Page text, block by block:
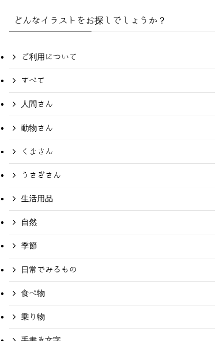
どんなイラストをお探しでしょうか？
ご利用について
すべて
人間さん
動物さん
くまさん
うさぎさん
生活用品
自然
季節
日常でみるもの
食べ物
乗り物